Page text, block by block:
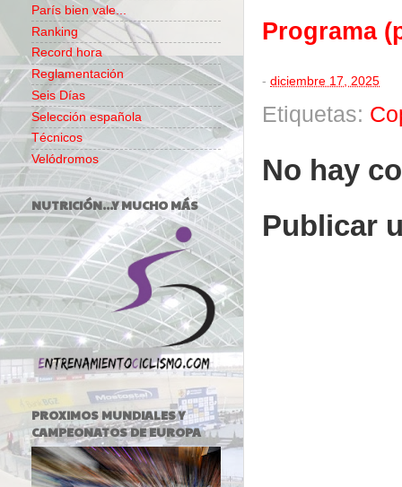
Programa
- diciembre 17, 2025
Etiquetas:
No hay
Publicar
París bien vale...
Ranking
Record hora
Reglamentación
Seis Días
Selección española
Técnicos
Velódromos
NUTRICIÓN...Y MUCHO MÁS
PROXIMOS MUNDIALES Y
CAMPEONATOS DE EUROPA